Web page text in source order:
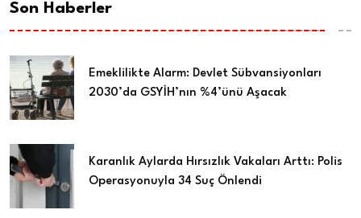
Son Haberler
Emeklilikte Alarm: Devlet Sübvansiyonları
2030’da GSYİH’nın %4’ünü Aşacak
Karanlık Aylarda Hırsızlık Vakaları Arttı: Polis
Operasyonuyla 34 Suç Önlendi